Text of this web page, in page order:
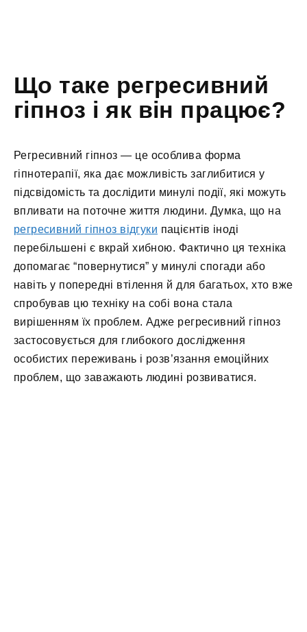
Що таке регресивний
гіпноз і як він працює?
Регресивний гіпноз — це особлива форма
гіпнотерапії, яка дає можливість заглибитися у
підсвідомість та дослідити минулі події, які можуть
впливати на поточне життя людини. Думка, що на
регресивний гіпноз відгуки пацієнтів іноді
перебільшені є вкрай хибною. Фактично ця техніка
допомагає “повернутися” у минулі спогади або
навіть у попередні втілення й для багатьох, хто вже
спробував цю техніку на собі вона стала
вирішенням їх проблем. Адже регресивний гіпноз
застосовується для глибокого дослідження
особистих переживань і розв’язання емоційних
проблем, що заважають людині розвиватися.